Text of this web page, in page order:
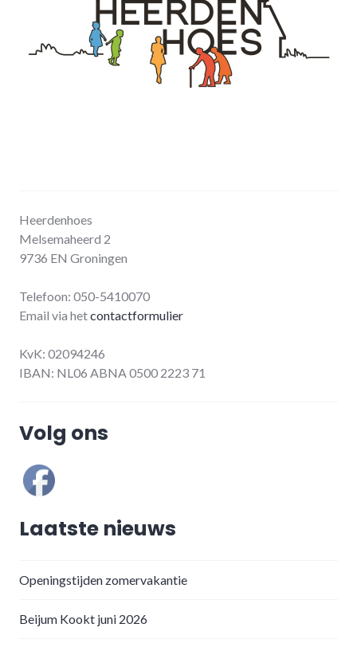
Heerdenhoes
Melsemaheerd 2
9736 EN Groningen
Telefoon: 050-5410070
Email via hetcontactformulier
KvK: 02094246
IBAN: NL06 ABNA 0500 2223 71
Volg ons
Laatste nieuws
Openingstijden zomervakantie
Beijum Kookt juni 2026